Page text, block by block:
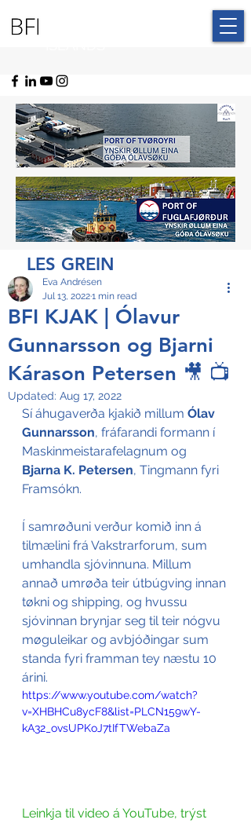
LES GREIN
BFI KJAK | Ólavur
Gunnarsson og Bjarni
Kárason Petersen 🎥 📺
Eva Andrésen
Jul 13, 20221 min read
Updated: Aug 17, 2022
Sí áhugaverða kjakið millum Ólav
Gunnarsson, fráfarandi formann í
Maskinmeistarafelagnum og
Bjarna K. Petersen, Tingmann fyri
Framsókn.
Í samrøðuni verður komið inn á
tilmælini frá Vakstrarforum, sum
umhandla sjóvinnuna. Millum
annað umrøða teir útbúgving innan
tøkni og shipping, og hvussu
sjóvinnan brynjar seg til teir nógvu
møguleikar og avbjóðingar sum
standa fyri framman tey næstu 10
árini.
https://www.youtube.com/watch?
v=XHBHCu8ycF8&list=PLCN159wY-
kA32_ovsUPKoJ7tIfTWebaZa
Leinkja til video á YouTube, trýst